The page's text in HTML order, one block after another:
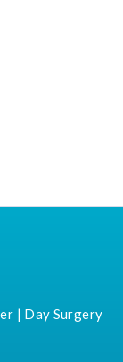
| Day Surgery